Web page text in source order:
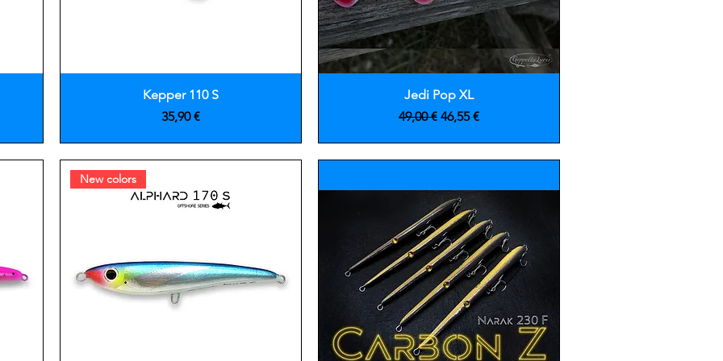
Vista rápida
Kepper 110 S
Precio
35,90 €
Vista rápida
Jedi Pop XL
Precio
49,00 € Precio de oferta
46,55 €
New colors